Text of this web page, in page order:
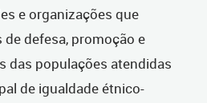
e organizações que
defesa, promoção e
das populações atendidas
de igualdade étnico-